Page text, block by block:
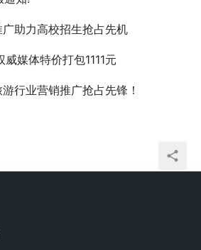
助力高校招生抢占先机
媒体特价打包1111元
行业营销推广抢占先锋！